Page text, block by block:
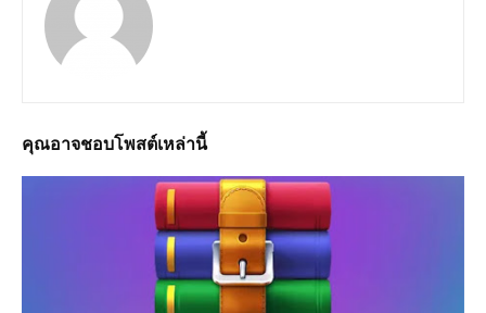
คุณอาจชอบโพสต์เหล่านี้